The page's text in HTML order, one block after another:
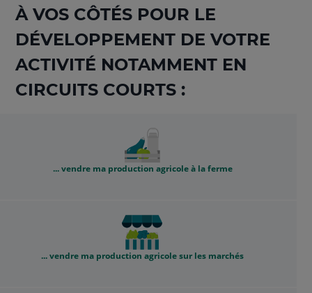
À VOS CÔTÉS POUR LE
DÉVELOPPEMENT DE VOTRE
ACTIVITÉ NOTAMMENT EN
CIRCUITS COURTS :
... vendre ma production agricole à la ferme
... vendre ma production agricole sur les marchés